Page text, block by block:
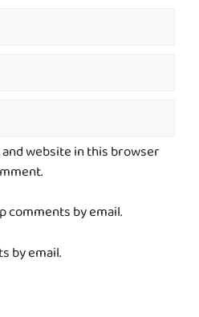
and website in this browser
by email.
by email.